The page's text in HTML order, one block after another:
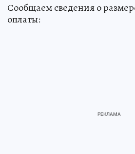
Сообщаем сведения о
оплаты: